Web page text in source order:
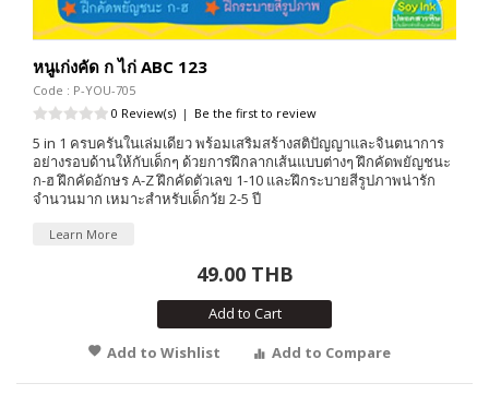
หนูเก่งคัด ก ไก่ ABC 123
Code : P-YOU-705
0 Review(s) | Be the first to review
5 in 1 ครบครันในเล่มเดียว พร้อมเสริมสร้างสติปัญญาและจินตนาการ
อย่างรอบด้านให้กับเด็กๆ ด้วยการฝึกลากเส้นแบบต่างๆ ฝึกคัดพยัญชนะ
ก-ฮ ฝึกคัดอักษร A-Z ฝึกคัดตัวเลข 1-10 และฝึกระบายสีรูปภาพน่ารัก
จำนวนมาก เหมาะสำหรับเด็กวัย 2-5 ปี
Learn More
49.00 THB
Add to Cart
Add to Wishlist
Add to Compare